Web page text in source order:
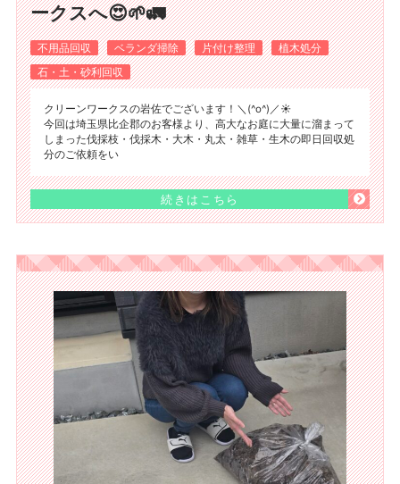
ークスへ😍🌱🚛
不用品回収 ベランダ掃除 片付け整理
植木処分
石・土・砂利回収
クリーンワークスの岩佐でございます！＼(^o^)／☀️
今回は埼玉県比企郡のお客様より、高大なお庭に大量に溜まって
しまった伐採枝・伐採木・大木・丸太・雑草・生木の即日回収処
分のご依頼をい
続きはこちら